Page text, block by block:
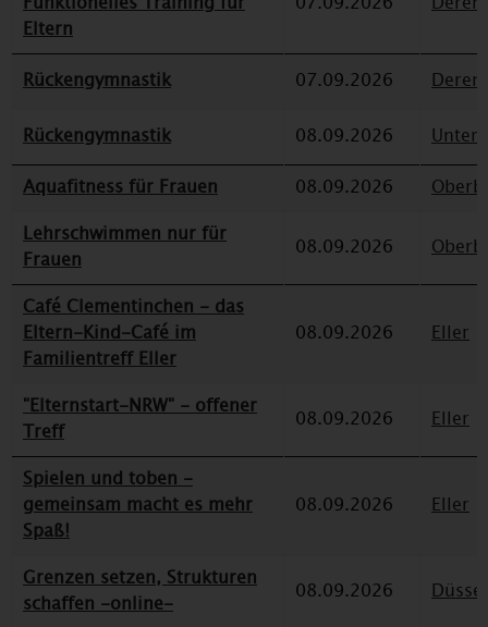
Eltern
Rückengymnastik 07.09.2026
Rückengymnastik 08.09.2026
Aquafitness für Frauen
08.09.2026
Lehrschwimmen nur für
Frauen
08.09.2026
Café Clementinchen - das
Eltern-Kind-Café im
Familientreff Eller
08.09.2026 Eller
"Elternstart-NRW" - offener
Treff
08.09.2026 Eller
Spielen und toben -
gemeinsam macht es mehr
Spaß!
08.09.2026 Eller
Grenzen setzen, Strukturen
schaffen -online-
08.09.2026